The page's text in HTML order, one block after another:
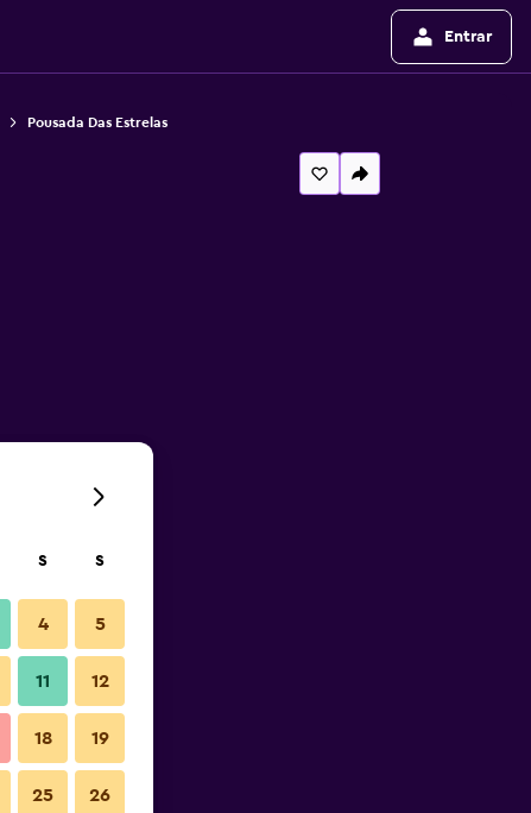
Entrar
Pousada Das Estrelas
S S
4 5
11 12
18 19
25 26